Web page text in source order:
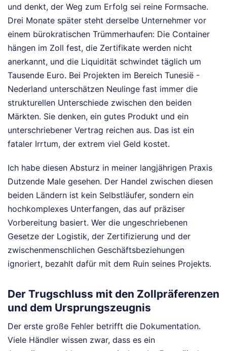
und denkt, der Weg zum Erfolg sei reine Formsache.
Drei Monate später steht derselbe Unternehmer vor
einem bürokratischen Trümmerhaufen: Die Container
hängen im Zoll fest, die Zertifikate werden nicht
anerkannt, und die Liquidität schwindet täglich um
Tausende Euro. Bei Projekten im Bereich Tunesië -
Nederland unterschätzen Neulinge fast immer die
strukturellen Unterschiede zwischen den beiden
Märkten. Sie denken, ein gutes Produkt und ein
unterschriebener Vertrag reichen aus. Das ist ein
fataler Irrtum, der extrem viel Geld kostet.
Ich habe diesen Absturz in meiner langjährigen Praxis
Dutzende Male gesehen. Der Handel zwischen diesen
beiden Ländern ist kein Selbstläufer, sondern ein
hochkomplexes Unterfangen, das auf präziser
Vorbereitung basiert. Wer die ungeschriebenen
Gesetze der Logistik, der Zertifizierung und der
zwischenmenschlichen Geschäftsbeziehungen
ignoriert, bezahlt dafür mit dem Ruin seines Projekts.
Der Trugschluss mit den Zollpräferenzen
und dem Ursprungszeugnis
Der erste große Fehler betrifft die Dokumentation.
Viele Händler wissen zwar, dass es ein